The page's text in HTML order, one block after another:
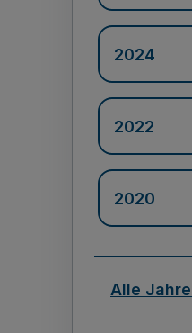
2024
2022
2020
Alle